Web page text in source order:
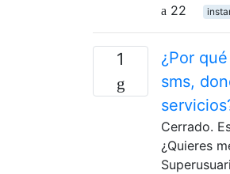
22
1
¿Por
sms,
Cerrado.
¿Quieres